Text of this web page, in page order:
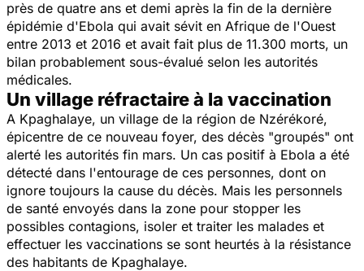
près de quatre ans et demi après la fin de la dernière
épidémie d'Ebola qui avait sévit en Afrique de l'Ouest
entre 2013 et 2016 et avait fait plus de 11.300 morts, un
bilan probablement sous-évalué selon les autorités
médicales.
Un village réfractaire à la vaccination
A Kpaghalaye, un village de la région de Nzérékoré,
épicentre de ce nouveau foyer, des décès "groupés" ont
alerté les autorités fin mars. Un cas positif à Ebola a été
détecté dans l'entourage de ces personnes, dont on
ignore toujours la cause du décès. Mais les personnels
de santé envoyés dans la zone pour stopper les
possibles contagions, isoler et traiter les malades et
effectuer les vaccinations se sont heurtés à la résistance
des habitants de Kpaghalaye.